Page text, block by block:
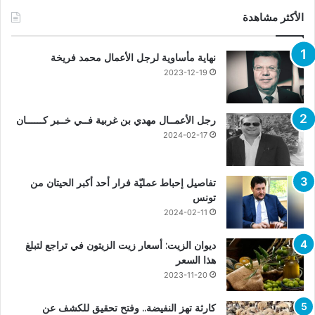
الأكثر مشاهدة
نهاية مأساوية لرجل الأعمال محمد فريخة
2023-12-19
رجل الأعمــال مهدي بن غربية فــي خــبر كــــــان
2024-02-17
تفاصيل إحباط عمليّة فرار أحد أكبر الحيتان من
تونس
2024-02-11
ديوان الزيت: أسعار زيت الزيتون في تراجع لتبلغ
هذا السعر
2023-11-20
كارثة تهز النفيضة.. وفتح تحقيق للكشف عن